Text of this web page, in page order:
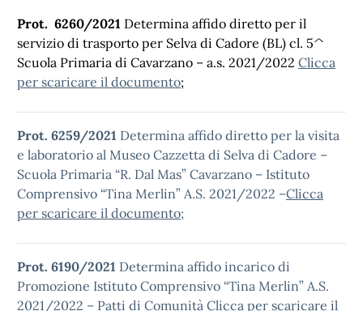
Prot. 6260/2021 Determina affido diretto per il
servizio di trasporto per Selva di Cadore (BL) cl. 5^
Scuola Primaria di Cavarzano – a.s. 2021/2022 Clicca
per scaricare il documento;
Prot. 6259/2021 Determina affido diretto per la visita
e laboratorio al Museo Cazzetta di Selva di Cadore –
Scuola Primaria “R. Dal Mas” Cavarzano – Istituto
Comprensivo “Tina Merlin” A.S. 2021/2022 –Clicca
per scaricare il documento;
Prot. 6190/2021 Determina affido incarico di
Promozione Istituto Comprensivo “Tina Merlin” A.S.
2021/2022 – Patti di Comunità Clicca per scaricare il